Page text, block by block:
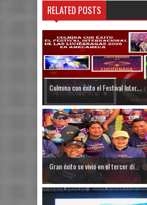
RELATED POSTS
Culmina con éxito el Festival Inter...
Gran éxito se vivió en el tercer dí...